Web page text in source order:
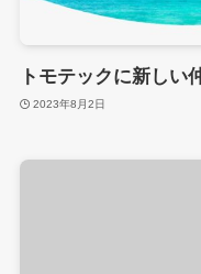
トモテックに新しい
2023年8月2日